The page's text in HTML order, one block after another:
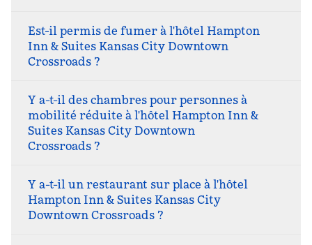
Est-il permis de fumer à l'hôtel Hampton
Inn & Suites Kansas City Downtown
Crossroads ?
Y a-t-il des chambres pour personnes à
mobilité réduite à l'hôtel Hampton Inn &
Suites Kansas City Downtown
Crossroads ?
Y a-t-il un restaurant sur place à l'hôtel
Hampton Inn & Suites Kansas City
Downtown Crossroads ?